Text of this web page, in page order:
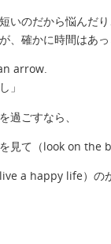
いのだから悩んだ
、確かに時間はあ
arrow.
」
過ごすなら、
見て（look on the
a happy life）の